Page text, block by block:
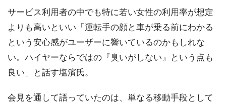
サービス利用者の中でも特に若い女性の利用率が想定
よりも高いといい「運転手の顔と車が乗る前にわかる
という安心感がユーザーに響いているのかもしれな
い。ハイヤーならではの『臭いがしない』という点も
良い」と話す塩濱氏。
会見を通して語っていたのは、単なる移動手段として